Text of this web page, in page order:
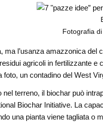
Fotografia
ma l’usanza amazzonica del
agricoli in fertilizzante
foto, un contadino del West
terreno, il biochar può
Biochar Initiative. La
una pianta viene tagliata o